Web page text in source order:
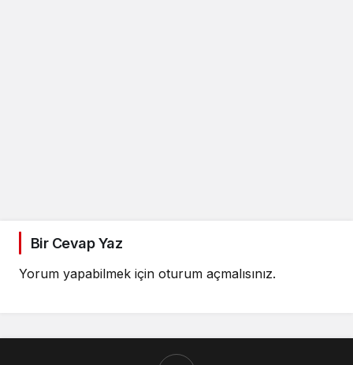
Bir Cevap Yaz
Yorum yapabilmek için oturum açmalısınız.